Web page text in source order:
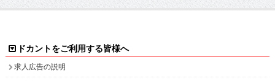
ドカントをご利用する皆様へ
求人広告の説明